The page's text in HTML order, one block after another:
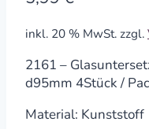
inkl. 20 % MwSt. zzgl.
2161 –
d95mm 4Stück /
Material: Kunststoff